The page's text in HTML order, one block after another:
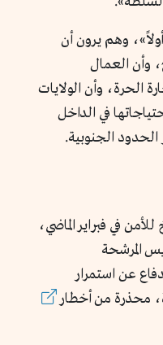
وهم يرون أن
وأن العمال
الحرة، وأن الولايات
في الداخل
الحدود الجنوبية.
في فبراير الماضي،
المرشحة
عن استمرار
محذرة من أخطار